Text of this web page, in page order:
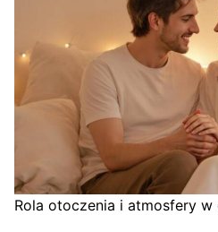
Rola otoczenia i atmosfery